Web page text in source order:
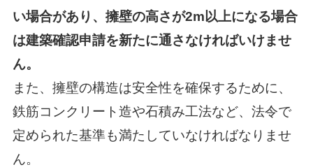
い場合があり、 擁壁の高さが2m以上になる場合
は建築確認申請を新たに通さなければいけませ
ん。
また、擁壁の構造は安全性を確保するために、
鉄筋コンクリート造や石積み工法など、 法令で
定められた基準も満たしていなければなりませ
ん。